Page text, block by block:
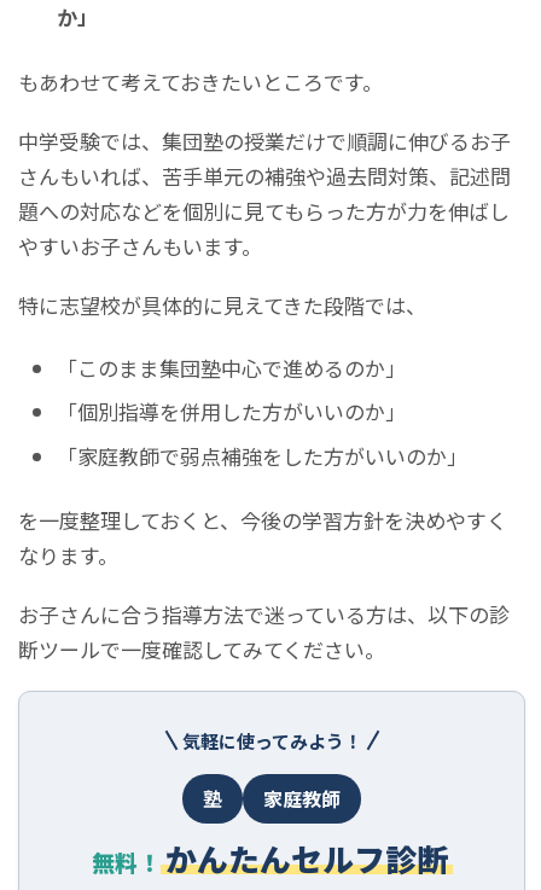
か」
もあわせて考えておきたいところです。
中学受験では、集団塾の授業だけで順調に伸びるお子
さんもいれば、苦手単元の補強や過去問対策、記述問
題への対応などを個別に見てもらった方が力を伸ばし
やすいお子さんもいます。
特に志望校が具体的に見えてきた段階では、
「このまま集団塾中心で進めるのか」
「個別指導を併用した方がいいのか」
「家庭教師で弱点補強をした方がいいのか」
を一度整理しておくと、今後の学習方針を決めやすく
なります。
お子さんに合う指導方法で迷っている方は、以下の診
断ツールで一度確認してみてください。
気軽に使ってみよう！
塾 家庭教師
無料！ かんたんセルフ診断